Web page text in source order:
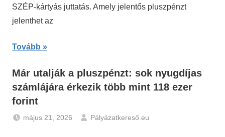
SZÉP-kártyás juttatás. Amely jelentős pluszpénzt
jelenthet az
Tovább
Már utalják a pluszpénzt: sok nyugdíjas
számlájára érkezik több mint 118 ezer
forint
május 21, 2026
Pályázatkereső.eu